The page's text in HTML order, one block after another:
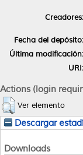
Creadores:
Fecha del depósito:
Última modificación:
URI:
Actions (login
Ver elemento
Descargar
Downloads